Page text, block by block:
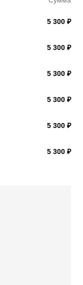
5 300 ₽
5 300 ₽
5 300 ₽
5 300 ₽
5 300 ₽
5 300 ₽